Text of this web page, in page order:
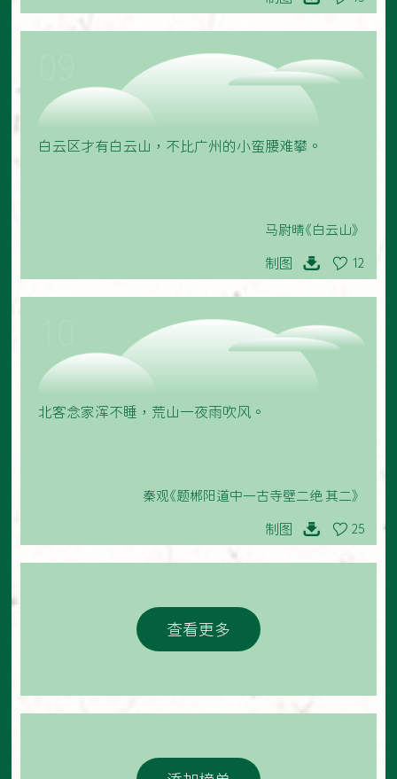
白云区才有白云山，不比广州的小蛮腰难攀。
马尉晴《白云山》
制图 12
北客念家浑不睡，荒山一夜雨吹风。
秦观《题郴阳道中一古寺壁二绝 其二》
制图 25
查看更多